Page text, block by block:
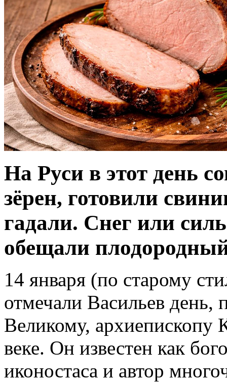
На Руси в этот день
зёрен, готовили
гадали. Снег или
обещали
14 января (по старому
отмечали Васильев
Великому, архиепископу
веке. Он известен как
иконостаса и автор